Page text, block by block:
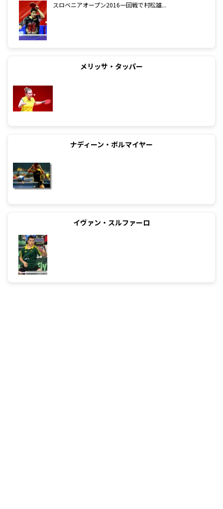
スロベニアオープン2016一回戦で村松雄...
メリッサ・タッパー
ナディーン・ボルマイヤー
イヴァン・スルファーロ